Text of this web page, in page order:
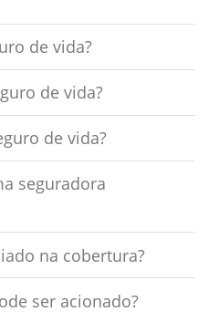
de vida?
de vida?
de vida?
seguradora
na cobertura?
ser acionado?